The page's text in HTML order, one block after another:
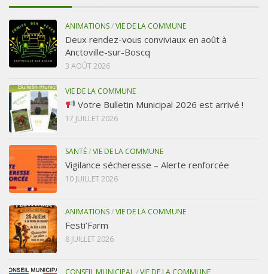
ANIMATIONS/VIE DE LA COMMUNE
Deux rendez-vous conviviaux en août à
Anctoville-sur-Boscq
3 AOÛT 2026
VIE DE LA COMMUNE
Votre Bulletin Municipal 2026 est arrivé !
17 JUILLET 2026
SANTÉ/VIE DE LA COMMUNE
Vigilance sécheresse – Alerte renforcée
10 JUILLET 2026
ANIMATIONS/VIE DE LA COMMUNE
Festi’Farm
8 JUILLET 2026
CONSEIL MUNICIPAL/VIE DE LA COMMUNE